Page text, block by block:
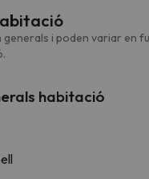
i poden variar en
habitació